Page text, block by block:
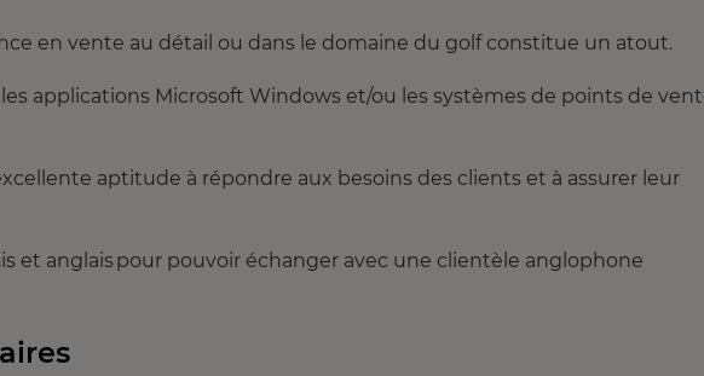
en vente au détail ou dans le domaine du golf constitue un atout.
applications Microsoft Windows et/ou les systèmes de points de
aptitude à répondre aux besoins des clients et à assurer leur
et anglais pour pouvoir échanger avec une clientèle anglophone